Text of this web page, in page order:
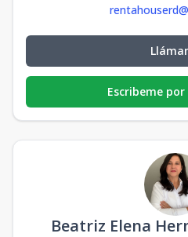
Escribeme
Beatriz Elena